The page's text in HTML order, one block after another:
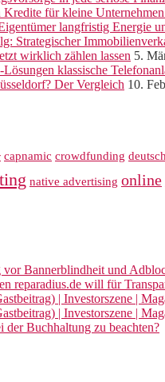
für kleine
langfristig Energie
Strategischer
wirklich zählen lassen 5.
klassische
Der Vergleich 10.
capnamic crowdfunding
native advertising online
Bannerblindheit und
reparadius.de will für
| Investorszene |
| Investorszene |
der Buchhaltung zu beachten?